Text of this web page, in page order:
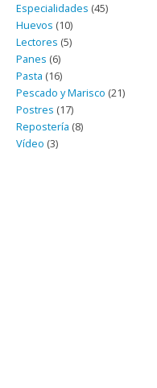
Especialidades (45)
Huevos (10)
Lectores (5)
Panes (6)
Pasta (16)
Pescado y Marisco (21)
Postres (17)
Repostería (8)
Vídeo (3)